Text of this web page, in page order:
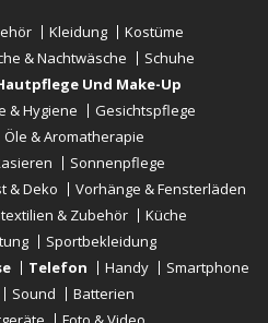
Kleidung
Kostüme
& Nachtwäsche
Schuhe
Und Make-Up
& Hygiene
Gesichtspflege
Öle & Aromatherapie
Sonnenpflege
& Deko
Vorhänge & Fensterläden
& Zubehör
Küche
Sportbekleidung
Telefon Handy
Smartphone
Sound
Batterien